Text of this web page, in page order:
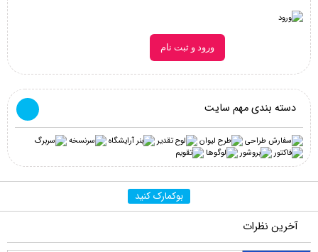
ورود و ثبت نام
دسته بندی مهم سایت
بوکمارک کنید
آخرین نظرات